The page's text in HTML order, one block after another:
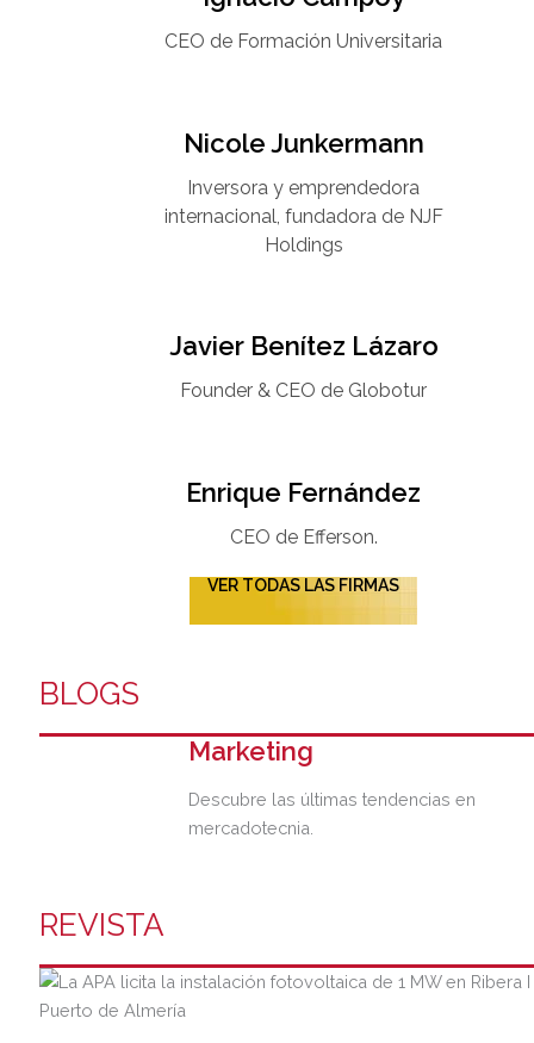
CEO de Formación Universitaria​
Nicole Junkermann​
Inversora y emprendedora
internacional, fundadora de NJF
Holdings
Javier Benítez Lázaro
Founder & CEO de Globotur​
Enrique Fernández
CEO de Efferson.
VER TODAS LAS FIRMAS
BLOGS
Marketing
Descubre las últimas tendencias en
mercadotecnia.
REVISTA